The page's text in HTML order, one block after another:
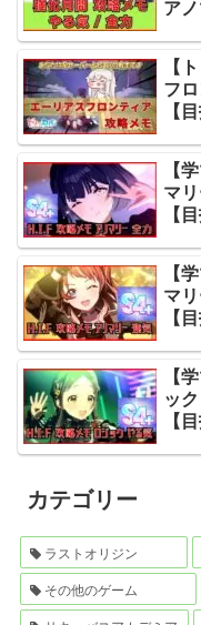
ア
【
フ
【
【
マ
【
【
マ
【
【
ッ
【
カテゴリー
ラストオリジン
その他のゲーム